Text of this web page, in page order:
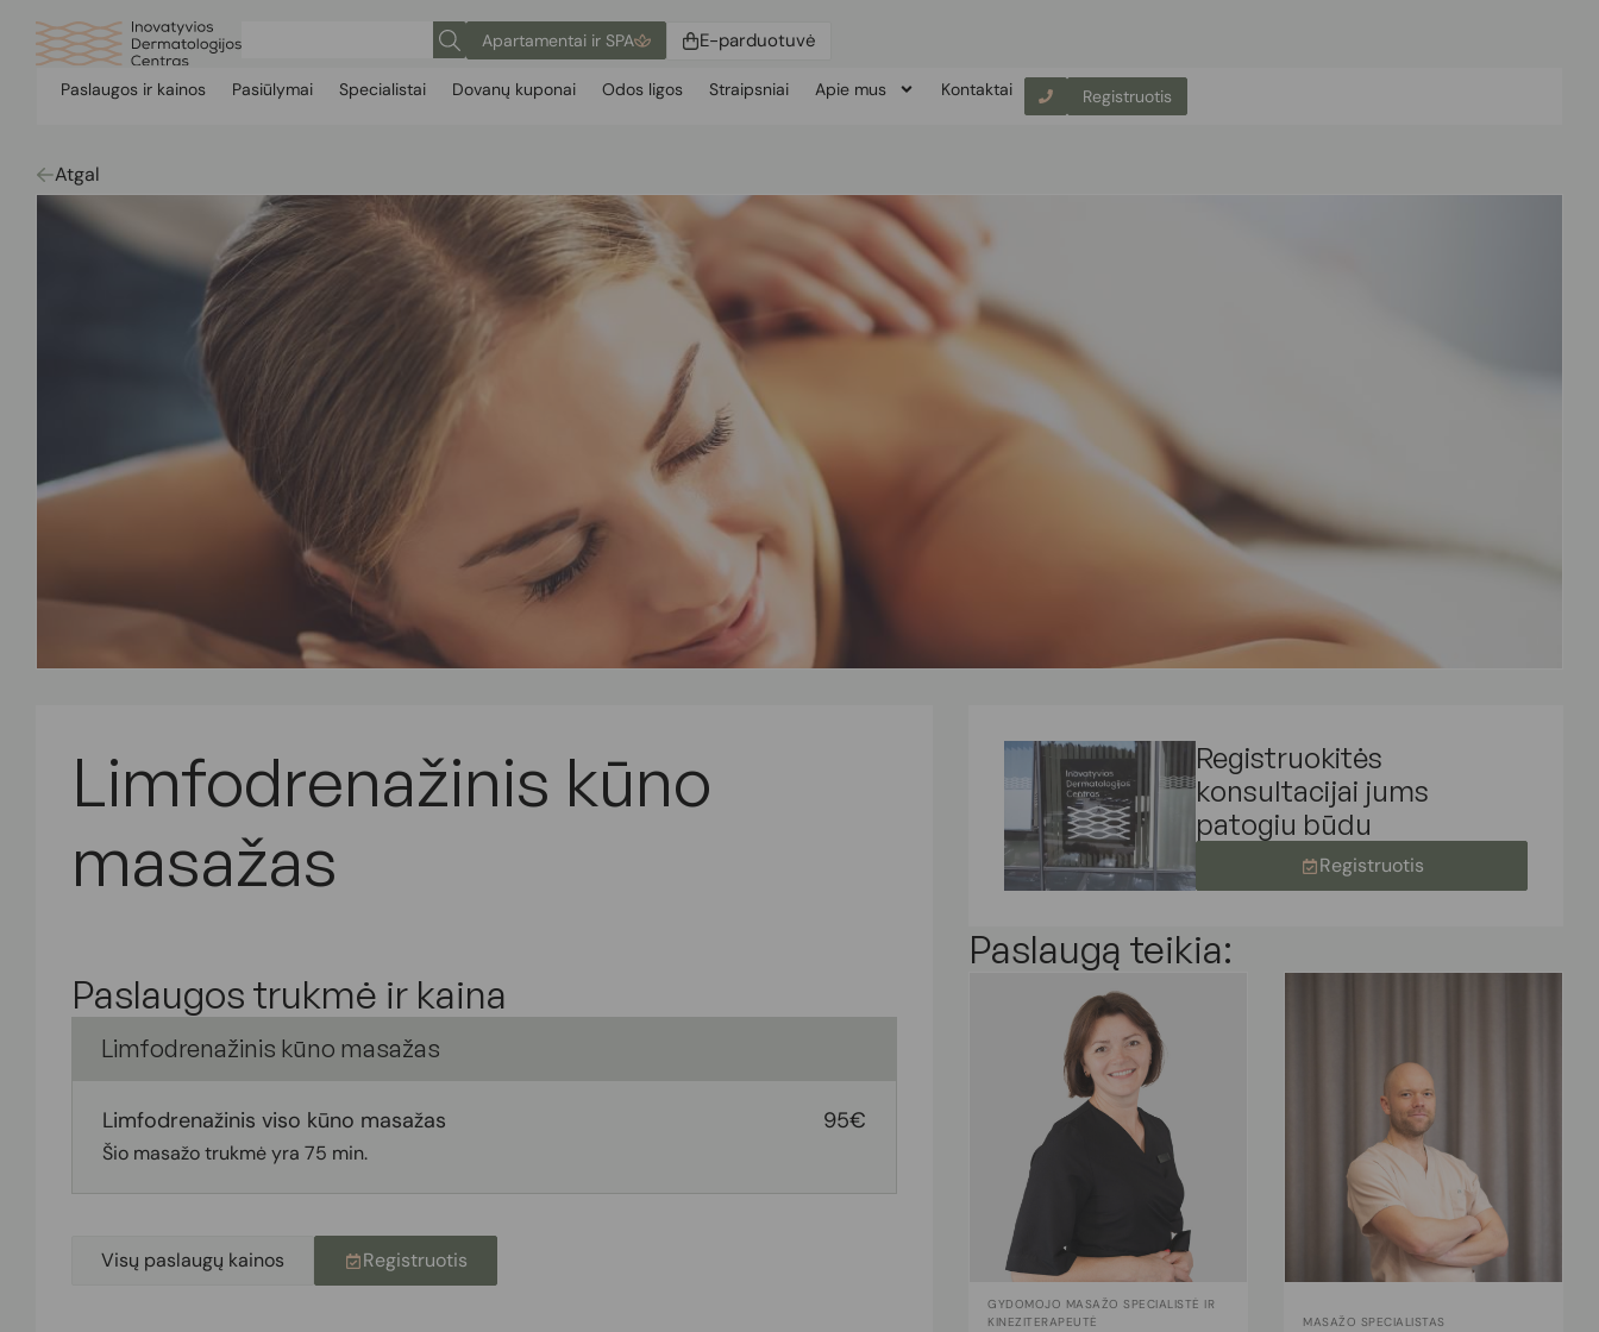
Apartamentai ir SPA E-parduotuvė
Paslaugos ir kainos Pasiūlymai Specialistai Dovanų kuponai Odos ligos Straipsniai Apie mus Kontaktai Registruotis
Atgal
Limfodrenažinis kūno
masažas
Paslaugos trukmė ir kaina
Limfodrenažinis kūno masažas
Limfodrenažinis viso kūno masažas
Šio masažo trukmė yra 75 min.
95€
Visų paslaugų kainos Registruotis
Registruokitės
konsultacijai jums
patogiu būdu
Registruotis
Paslaugą teikia:
GYDOMOJO MASAŽO SPECIALISTĖ IR
KINEZITERAPEUTĖ
MASAŽO SPECIALISTAS